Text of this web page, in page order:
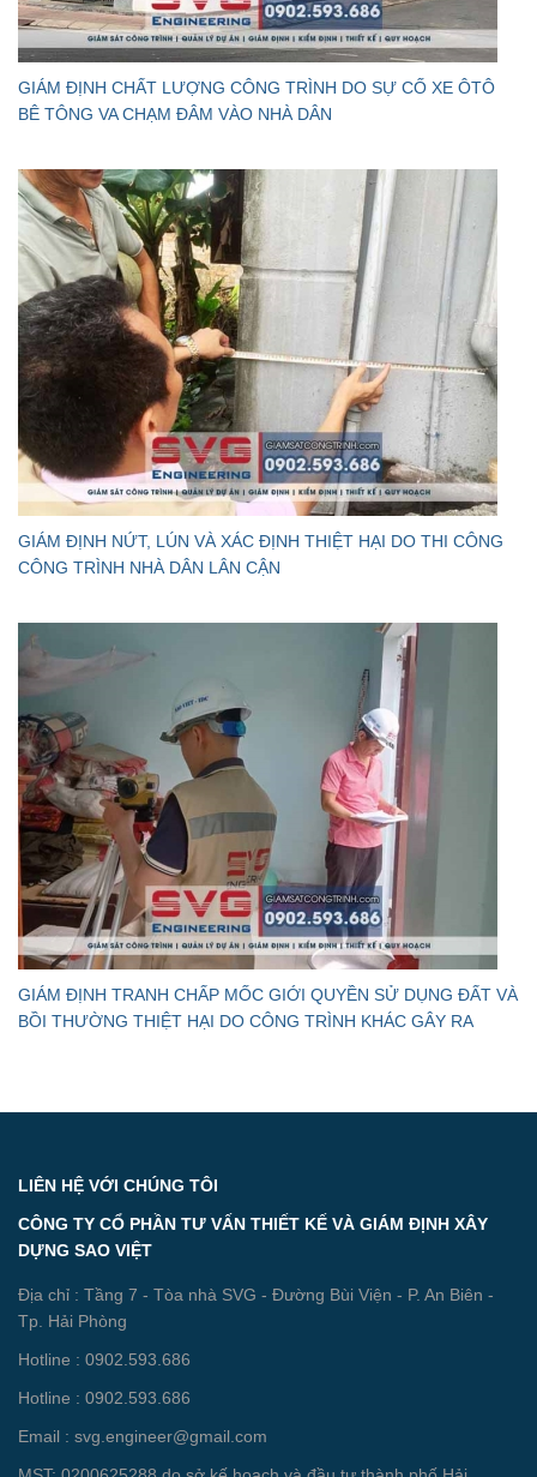
GIÁM ĐỊNH CHẤT LƯỢNG CÔNG TRÌNH DO SỰ CỐ XE ÔTÔ
BÊ TÔNG VA CHẠM ĐÂM VÀO NHÀ DÂN
GIÁM ĐỊNH NỨT, LÚN VÀ XÁC ĐỊNH THIỆT HẠI DO THI CÔNG
CÔNG TRÌNH NHÀ DÂN LÂN CẬN
GIÁM ĐỊNH TRANH CHẤP MỐC GIỚI QUYỀN SỬ DỤNG ĐẤT VÀ
BỒI THƯỜNG THIỆT HẠI DO CÔNG TRÌNH KHÁC GÂY RA
LIÊN HỆ VỚI CHÚNG TÔI
CÔNG TY CỔ PHẦN TƯ VẤN THIẾT KẾ VÀ GIÁM ĐỊNH XÂY
DỰNG SAO VIỆT
Địa chỉ : Tầng 7 - Tòa nhà SVG - Đường Bùi Viện - P. An Biên -
Tp. Hải Phòng
Hotline : 0902.593.686
Hotline : 0902.593.686
Email : svg.engineer@gmail.com